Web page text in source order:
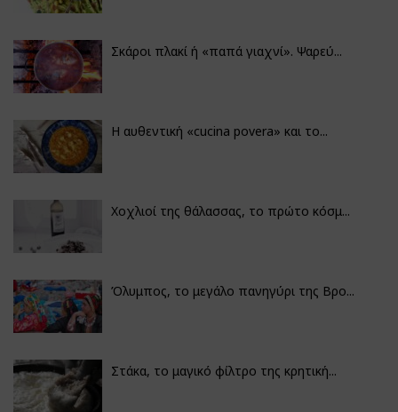
Σκάροι πλακί ή «παπά γιαχνί». Ψαρεύ...
Η αυθεντική «cucina povera» και το...
Χοχλιοί της θάλασσας, το πρώτο κόσμ...
Όλυμπος, το μεγάλο πανηγύρι της Βρο...
Στάκα, το μαγικό φίλτρο της κρητική...